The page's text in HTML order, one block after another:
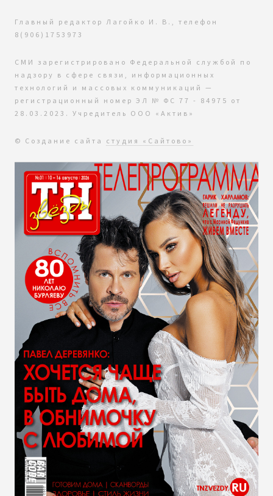
Главный редактор Лагойко И. В., телефон
8(906)1753973
СМИ зарегистрировано Федеральной службой по
надзору в сфере связи, информационных
технологий и массовых коммуникаций —
регистрационный номер ЭЛ № ФС 77 - 84975 от
28.03.2023. Учредитель ООО «Актив»
© Создание сайта студия «Сайтово»